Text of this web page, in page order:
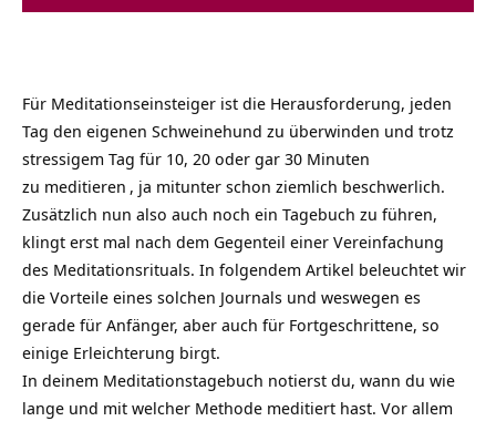
Für Meditationseinsteiger ist die Herausforderung, jeden
Tag den eigenen Schweinehund zu überwinden und trotz
stressigem Tag für 10, 20 oder gar 30 Minuten
zu meditieren , ja mitunter schon ziemlich beschwerlich.
Zusätzlich nun also auch noch ein Tagebuch zu führen,
klingt erst mal nach dem Gegenteil einer Vereinfachung
des Meditationsrituals. In folgendem Artikel beleuchtet wir
die Vorteile eines solchen Journals und weswegen es
gerade für Anfänger, aber auch für Fortgeschrittene, so
einige Erleichterung birgt.
In deinem Meditationstagebuch notierst du, wann du wie
lange und mit welcher Methode meditiert hast. Vor allem